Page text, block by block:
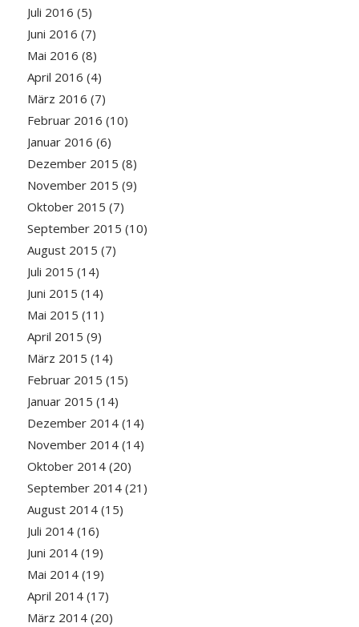
Juli 2016 (5)
Juni 2016 (7)
Mai 2016 (8)
April 2016 (4)
März 2016 (7)
Februar 2016 (10)
Januar 2016 (6)
Dezember 2015 (8)
November 2015 (9)
Oktober 2015 (7)
September 2015 (10)
August 2015 (7)
Juli 2015 (14)
Juni 2015 (14)
Mai 2015 (11)
April 2015 (9)
März 2015 (14)
Februar 2015 (15)
Januar 2015 (14)
Dezember 2014(14)
November 2014(14)
Oktober 2014(20)
September 2014(21)
August 2014(15)
Juli 2014(16)
Juni 2014(19)
Mai 2014(19)
April 2014(17)
März 2014(20)